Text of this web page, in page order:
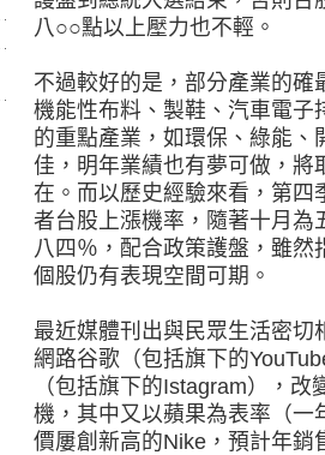
八○○點以上壓力也不輕。
不過較好的是，部分產業的
機能性布料、製鞋、汽車電子
的重點產業，如環保、綠能
佳，明年業績也有夢可做，
在。而以歷史經驗來看，第四
者台股上漲機率，隨著十月
八四％，配合政策護盤，雖
個股仍有表現空間可期。
最近媒體刊出與民眾生活密切
網路谷歌（包括旗下的
（包括旗下的Istagram），
機，其中又以蘋果為表率（一
價屢創新高的Nike，預計年銷